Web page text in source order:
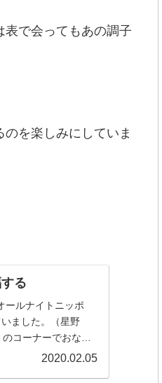
表で会ってもあの調子
を楽しみにしていま
る
ールナイトニッポ
ました。（星野
コーナーでおなじ
2020.02.05